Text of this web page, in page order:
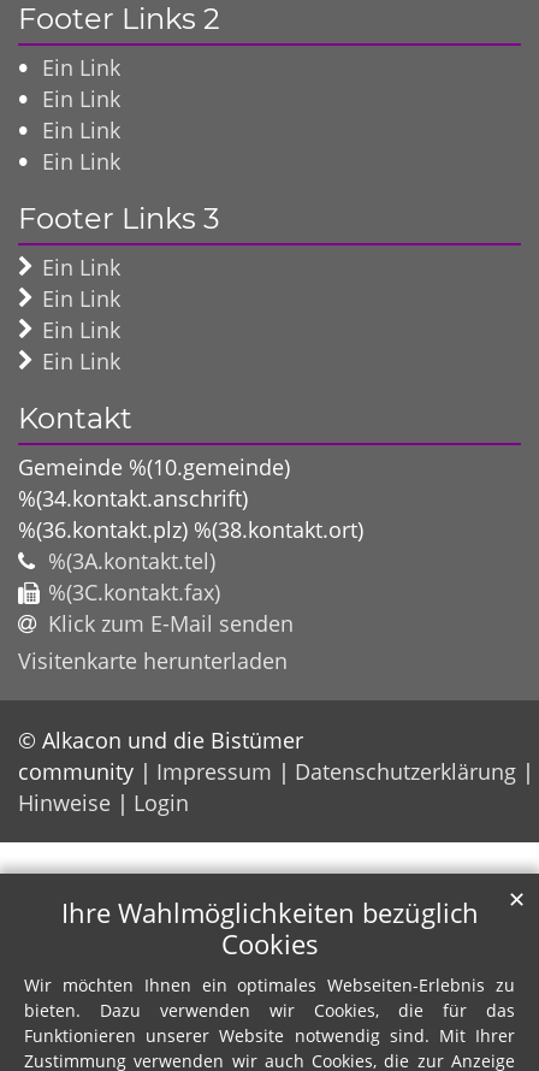
Footer Links 2
Ein Link
Ein Link
Ein Link
Ein Link
Footer Links 3
Ein Link
Ein Link
Ein Link
Ein Link
Kontakt
Gemeinde %(10.gemeinde)
%(34.kontakt.anschrift)
%(36.kontakt.plz) %(38.kontakt.ort)
%(3A.kontakt.tel)
%(3C.kontakt.fax)
Klick zum E-Mail senden
Visitenkarte herunterladen
© Alkacon und die Bistümer
community
Impressum
Datenschutzerklärung
Hinweise
Login
Ihre Wahlmöglichkeiten bezüglich
Cookies
Wir möchten Ihnen ein optimales Webseiten-Erlebnis zu
bieten. Dazu verwenden wir Cookies, die für das
Funktionieren unserer Website notwendig sind. Mit Ihrer
Zustimmung verwenden wir auch Cookies, die zur Anzeige
✕